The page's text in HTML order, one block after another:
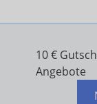
10 €
Angebote